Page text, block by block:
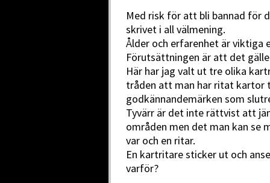
Med risk för att bli bannad för
skrivet i all välmening.
Ålder och erfarenhet är viktiga
Förutsättningen är att det
Här har jag valt ut tre olika
tråden att man har ritat kartor
godkännandemärken som
Tyvärr är det inte rättvist att
områden men det man kan se
var och en ritar.
En kartritare sticker ut och
varför?